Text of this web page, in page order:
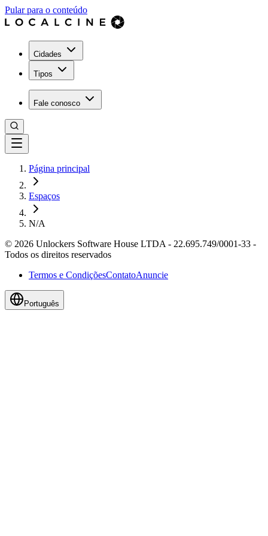
Pular para o conteúdo
Cidades
Tipos
Fale conosco
Página principal
Espaços
N/A
© 2026 Unlockers Software House LTDA - 22.695.749/0001-33 -
Todos os direitos reservados
Termos e CondiçõesContatoAnuncie
Português